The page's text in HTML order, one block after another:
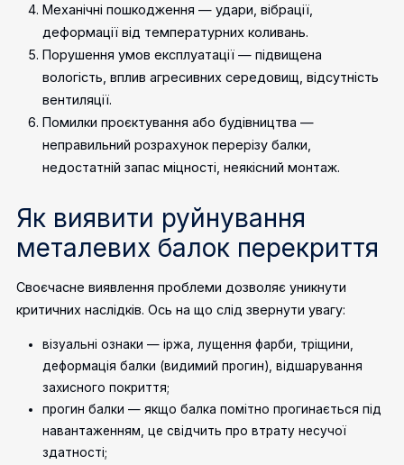
Механічні пошкодження — удари, вібрації,
деформації від температурних коливань.
Порушення умов експлуатації — підвищена
вологість, вплив агресивних середовищ, відсутність
вентиляції.
Помилки проєктування або будівництва —
неправильний розрахунок перерізу балки,
недостатній запас міцності, неякісний монтаж.
Як виявити руйнування
металевих балок перекриття
Своєчасне виявлення проблеми дозволяє уникнути
критичних наслідків. Ось на що слід звернути увагу:
візуальні ознаки — іржа, лущення фарби, тріщини,
деформація балки (видимий прогин), відшарування
захисного покриття;
прогин балки — якщо балка помітно прогинається під
навантаженням, це свідчить про втрату несучої
здатності;